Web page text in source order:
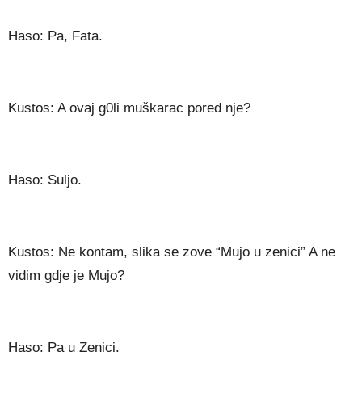
Haso: Pa, Fata.
Kustos: A ovaj g0li muškarac pored nje?
Haso: Suljo.
Kustos: Ne kontam, slika se zove “Mujo u zenici” A ne
vidim gdje je Mujo?
Haso: Pa u Zenici.